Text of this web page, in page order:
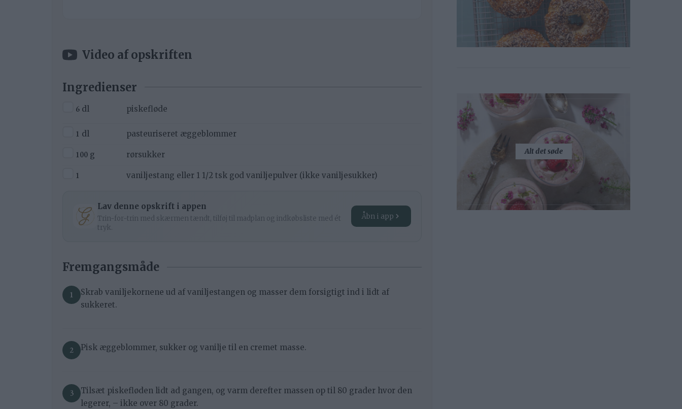
Video af opskriften
Ingredienser
▢
6 dl piskefløde
▢
1 dl pasteuriseret æggeblommer
▢
100 g rørsukker
▢1 vaniljestang eller 1 1/2 tsk god vaniljepulver (ikke vaniljesukker)
Lav denne opskrift i appen
Trin-for-trin med skærmen tændt, tilføj til madplan og indkøbsliste med ét
tryk.
Åbn i app
Fremgangsmåde
Skrab vaniljekornene ud af vaniljestangen og masser dem forsigtigt ind i lidt af
sukkeret.
Pisk æggeblommer, sukker og vanilje til en cremet masse.
Tilsæt piskefløden lidt ad gangen, og varm derefter massen op til 80 grader hvor den
legerer, – ikke over 80 grader.
Alt det søde